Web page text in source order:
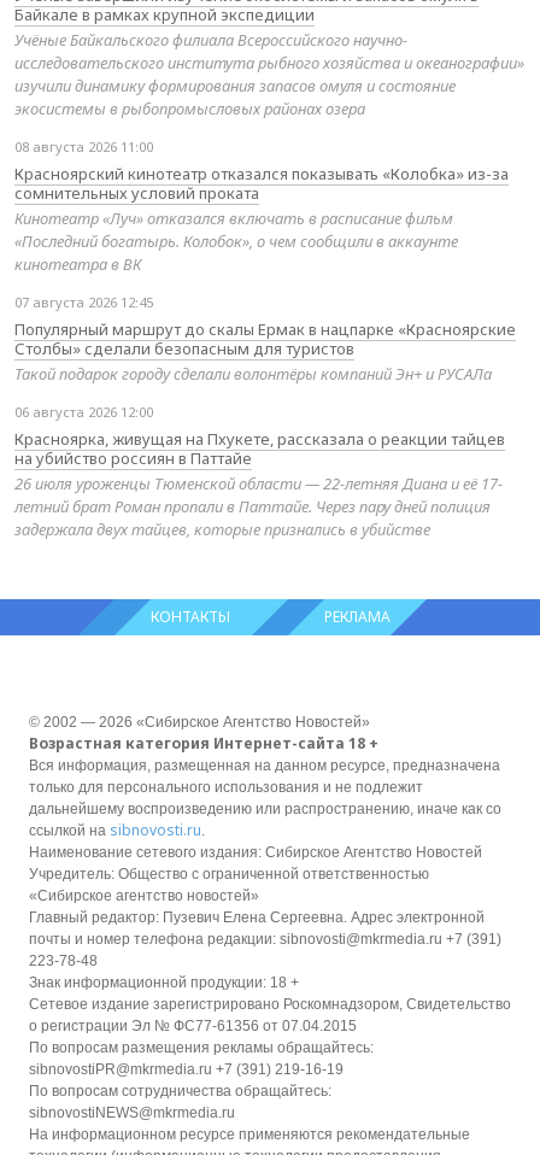
Байкале в рамках крупной экспедиции
Учёные Байкальского филиала Всероссийского научно-
исследовательского института рыбного хозяйства и океанографии»
изучили динамику формирования запасов омуля и состояние
экосистемы в рыбопромысловых районах озера
08 августа 2026 11:00
Красноярский кинотеатр отказался показывать «Колобка» из-за
сомнительных условий проката
Кинотеатр «Луч» отказался включать в расписание фильм
«Последний богатырь. Колобок», о чем сообщили в аккаунте
кинотеатра в ВК
07 августа 2026 12:45
Популярный маршрут до скалы Ермак в нацпарке «Красноярские
Столбы» сделали безопасным для туристов
Такой подарок городу сделали волонтёры компаний Эн+ и РУСАЛа
06 августа 2026 12:00
Красноярка, живущая на Пхукете, рассказала о реакции тайцев
на убийство россиян в Паттайе
26 июля уроженцы Тюменской области — 22-летняя Диана и её 17-
летний брат Роман пропали в Паттайе. Через пару дней полиция
задержала двух тайцев, которые признались в убийстве
КОНТАКТЫ РЕКЛАМА
© 2002 — 2026 «Сибирское Агентство Новостей»
Возрастная категория Интернет-сайта 18 +
Вся информация, размещенная на данном ресурсе, предназначена
только для персонального использования и не подлежит
дальнейшему воспроизведению или распространению, иначе как со
ссылкой на sibnovosti.ru.
Наименование сетевого издания: Сибирское Агентство Новостей
Учредитель: Общество с ограниченной ответственностью
«Сибирское агентство новостей»
Главный редактор: Пузевич Елена Сергеевна. Адрес электронной
почты и номер телефона редакции: sibnovosti@mkrmedia.ru +7 (391)
223-78-48
Знак информационной продукции: 18 +
Сетевое издание зарегистрировано Роскомнадзором, Свидетельство
о регистрации Эл № ФС77-61356 от 07.04.2015
По вопросам размещения рекламы обращайтесь:
sibnovostiPR@mkrmedia.ru +7 (391) 219-16-19
По вопросам сотрудничества обращайтесь:
sibnovostiNEWS@mkrmedia.ru
На информационном ресурсе применяются рекомендательные